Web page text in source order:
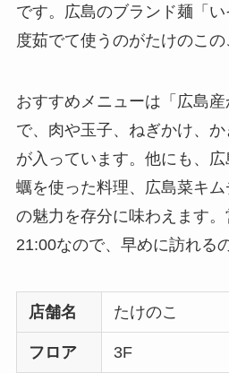
です。広島のブランド麺「
度茹でて使うのがたけのこの
おすすめメニューは「広島産
で、肉や玉子、ねぎかけ、か
が入っています。他にも、
蠣を使った料理、広島菜キ
の魅力を存分に味わえます
21:00なので、早めに訪れる
店舗名 たけのこ
フロア 3F